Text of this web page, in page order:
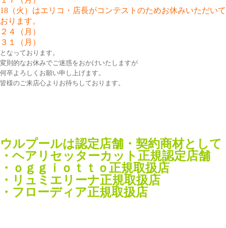
18（火）はエリコ・店長がコンテストのためお休みいただいて
おります。
２４（月）
３１（月）
となっております。
変則的なお休みでご迷惑をおかけいたしますが
何卒よろしくお願い申し上げます。
皆様のご来店心よりお待ちしております。
ウルプールは認定店舗・契約商材として
・ヘアリセッターカット正規認定店舗
・ｏｇｇｉｏｔｔｏ正規取扱店
・リュミエリーナ正規取扱店
・フローディア正規取扱店